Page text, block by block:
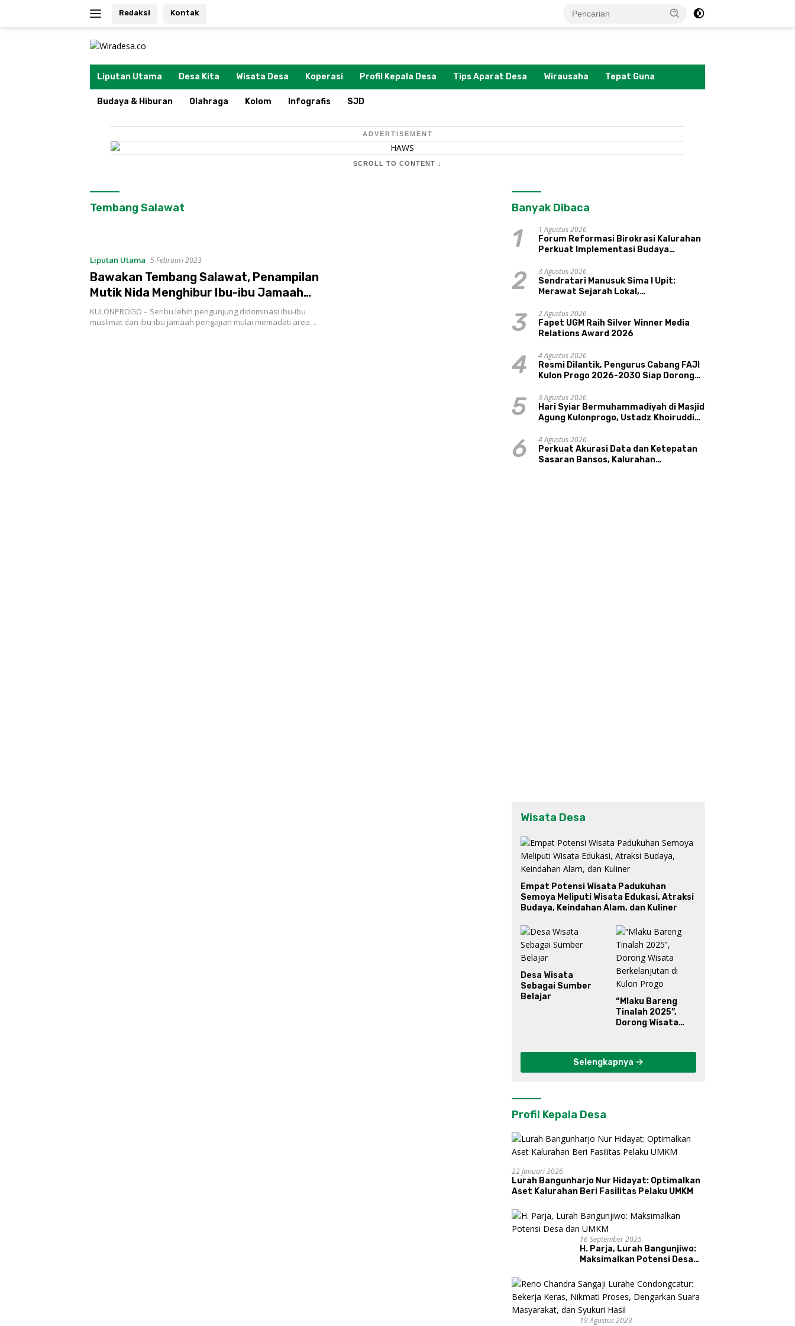
Redaksi Kontak
Liputan Utama Desa Kita Wisata Desa Koperasi Profil Kepala Desa Tips Aparat Desa Wirausaha Tepat Guna
Budaya & Hiburan Olahraga Kolom Infografis SJD
ADVERTISEMENT
SCROLL TO CONTENT ↓
Tembang Salawat
Liputan Utama 5 Februari 2023
Bawakan Tembang Salawat, Penampilan
Mutik Nida Menghibur Ibu-ibu Jamaah
Pengajian
KULONPROGO – Seribu lebih pengunjung didominasi ibu-ibu
muslimat dan ibu-ibu jamaah pengajian mulai memadati area…
Banyak Dibaca
1
1 Agustus 2026
Forum Reformasi Birokrasi Kalurahan
Perkuat Implementasi Budaya
Kepamongan DIY
2
3 Agustus 2026
Sendratari Manusuk Sima I Upit:
Merawat Sejarah Lokal,
Pariwisata, dan Ekologi Klaten
3
2 Agustus 2026
Fapet UGM Raih Silver Winner Media
Relations Award 2026
4
4 Agustus 2026
Resmi Dilantik, Pengurus Cabang FAJI
Kulon Progo 2026-2030 Siap Dorong
Sungai Progo
5
3 Agustus 2026
Hari Syiar Bermuhammadiyah di Masjid
Agung Kulonprogo, Ustadz Khoiruddin
Sakinah Adalah Agama
6
4 Agustus 2026
Perkuat Akurasi Data dan Ketepatan
Sasaran Bansos, Kalurahan
Wisata Desa
Empat Potensi Wisata Padukuhan
Semoya Meliputi Wisata Edukasi, Atraksi
Budaya, Keindahan Alam, dan Kuliner
Desa Wisata
Sebagai Sumber
Belajar
“Mlaku Bareng
Tinalah 2025”,
Dorong Wisata
Selengkapnya
Profil Kepala Desa
22 Januari 2026
Lurah Bangunharjo Nur Hidayat: Optimalkan
Aset Kalurahan Beri Fasilitas Pelaku UMKM
16 September 2025
H. Parja, Lurah Bangunjiwo:
Maksimalkan Potensi Desa
19 Agustus 2023